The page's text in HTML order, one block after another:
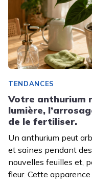
TENDANCES
Votre anthurium
lumière,
de le fertiliser.
Un anthurium peut
et saines pendant
nouvelles feuilles et,
fleur. Cette